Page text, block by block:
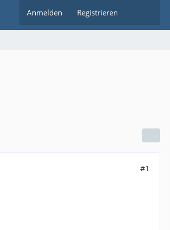
Anmelden Registrieren
#1